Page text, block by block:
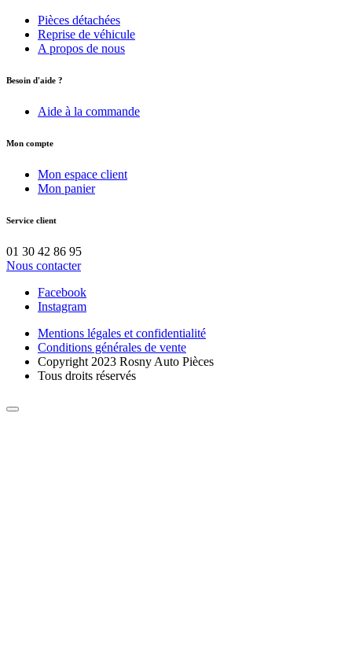
Pièces détachées
Reprise de véhicule
A propos de nous
Besoin d'aide ?
Aide à la commande
Mon compte
Mon espace client
Mon panier
Service client
01 30 42 86 95
Nous contacter
Facebook
Instagram
Mentions légales et confidentialité
Conditions générales de vente
Copyright 2023 Rosny Auto Pièces
Tous droits réservés